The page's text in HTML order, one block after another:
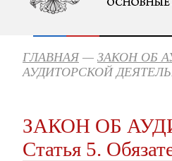
ГЛАВНАЯ— ЗАКОН ОБ
АУДИТОРСКОЙ
ЗАКОН ОБ
Статья 5.